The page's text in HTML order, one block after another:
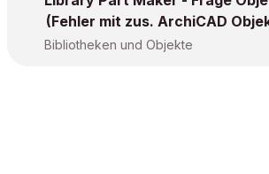
(Fehler mit zus. ArchiCAD
Bibliotheken und Objekte